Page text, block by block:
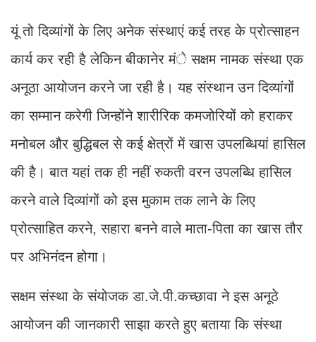
यूं तो दिव्यांगों के लिए अनेक संस्थाएं कई तरह के प्रोत्साहन
कार्य कर रही है लेकिन बीकानेर मंे सक्षम नामक संस्था एक
अनूठा आयोजन करने जा रही है। यह संस्थान उन दिव्यांगों
का सम्मान करेगी जिन्होंने शारीरिक कमजोरियों को हराकर
मनोबल और बुद्धिबल से कई क्षेत्रों में खास उपलब्धियां हासिल
की है। बात यहां तक ही नहीं रुकती वरन उपलब्धि हासिल
करने वाले दिव्यांगों को इस मुकाम तक लाने के लिए
प्रोत्साहित करने, सहारा बनने वाले माता-पिता का खास तौर
पर अभिनंदन होगा।
सक्षम संस्था के संयोजक डा.जे.पी.कच्छावा ने इस अनूठे
आयोजन की जानकारी साझा करते हुए बताया कि संस्था